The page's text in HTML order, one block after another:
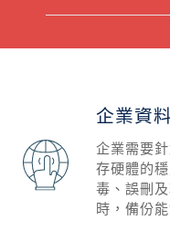
企業資
企業需要
存硬體的
毒、誤刪
時，備份